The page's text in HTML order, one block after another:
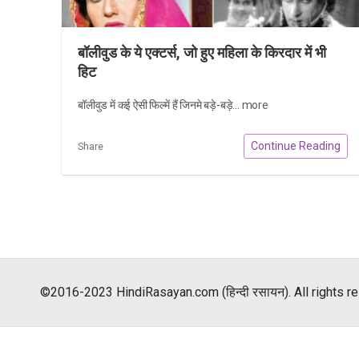
बॉलीवुड के ये एक्टर्स, जो हुए महिला के किरदार में भी
हिट
बॉलीवुड में कई ऐसी फिल्में हैं जिनमे बड़े-बड़े... more
Share Continue Reading
©2016-2023 HindiRasayan.com (हिन्दी रसायन). All rights